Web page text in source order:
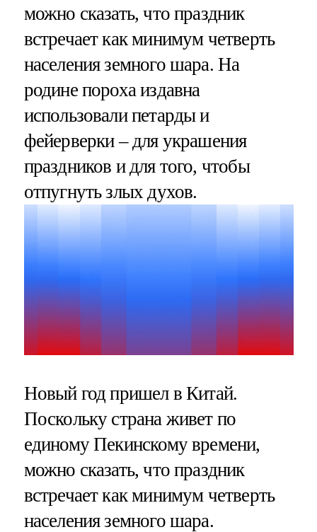
можно сказать, что праздник
встречает как минимум четверть
населения земного шара. На
родине пороха издавна
использовали петарды и
фейерверки – для украшения
праздников и для того, чтобы
отпугнуть злых духов.
Новый год пришел в Китай.
Поскольку страна живет по
единому Пекинскому времени,
можно сказать, что праздник
встречает как минимум четверть
населения земного шара.